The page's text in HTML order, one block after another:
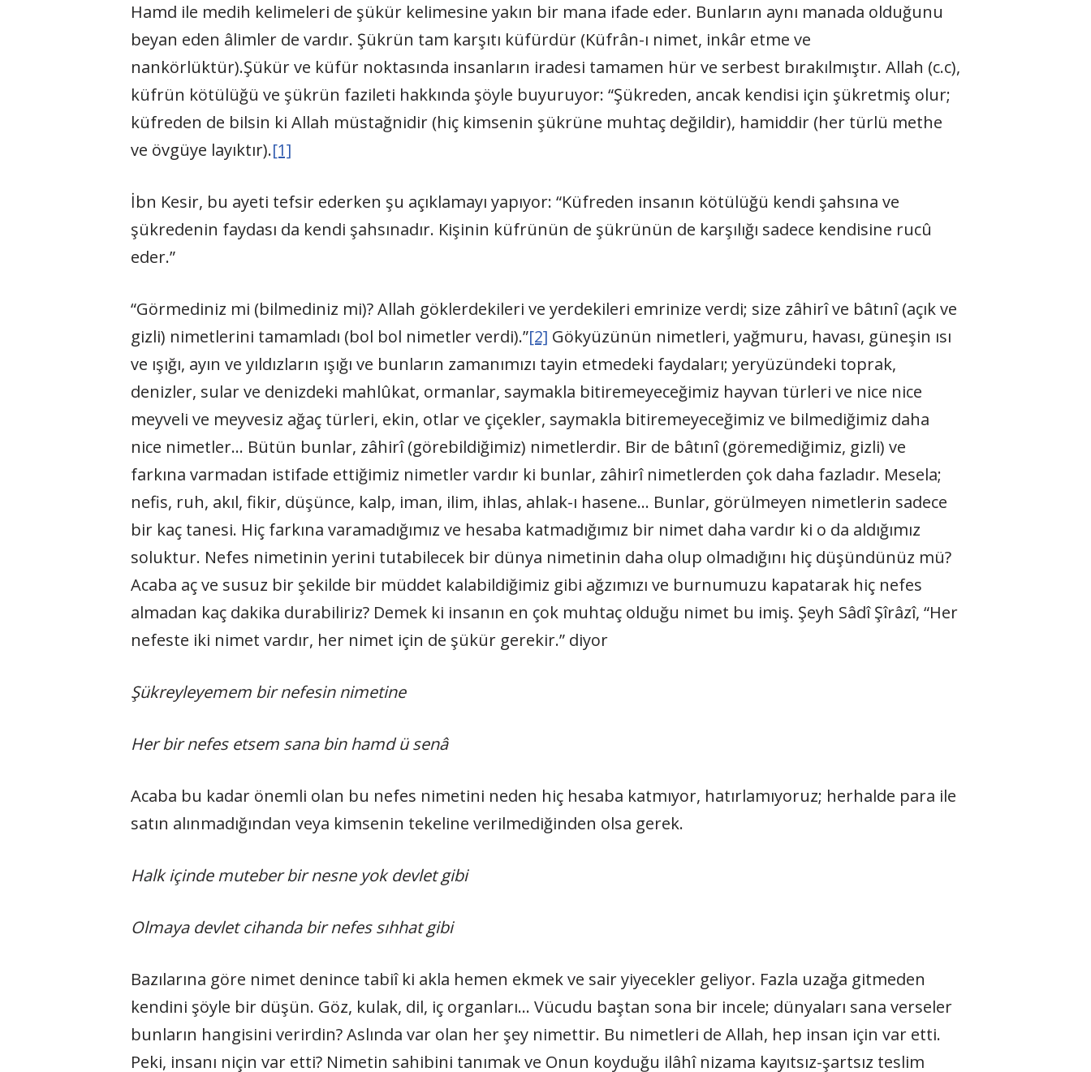
Hamd ile medih kelimeleri de şükür kelimesine yakın bir mana ifade eder. Bunların aynı manada olduğunu
beyan eden âlimler de vardır. Şükrün tam karşıtı küfürdür (Küfrân-ı nimet, inkâr etme ve
nankörlüktür).Şükür ve küfür noktasında insanların iradesi tamamen hür ve serbest bırakılmıştır. Allah (c.c),
küfrün kötülüğü ve şükrün fazileti hakkında şöyle buyuruyor: “Şükreden, ancak kendisi için şükretmiş olur;
küfreden de bilsin ki Allah müstağnidir (hiç kimsenin şükrüne muhtaç değildir), hamiddir (her türlü methe
ve övgüye layıktır).[1]
İbn Kesir, bu ayeti tefsir ederken şu açıklamayı yapıyor: “Küfreden insanın kötülüğü kendi şahsına ve
şükredenin faydası da kendi şahsınadır. Kişinin küfrünün de şükrünün de karşılığı sadece kendisine rucû
eder.”
“Görmediniz mi (bilmediniz mi)? Allah göklerdekileri ve yerdekileri emrinize verdi; size zâhirî ve bâtınî (açık ve
gizli) nimetlerini tamamladı (bol bol nimetler verdi).”[2] Gökyüzünün nimetleri, yağmuru, havası, güneşin ısı
ve ışığı, ayın ve yıldızların ışığı ve bunların zamanımızı tayin etmedeki faydaları; yeryüzündeki toprak,
denizler, sular ve denizdeki mahlûkat, ormanlar, saymakla bitiremeyeceğimiz hayvan türleri ve nice nice
meyveli ve meyvesiz ağaç türleri, ekin, otlar ve çiçekler, saymakla bitiremeyeceğimiz ve bilmediğimiz daha
nice nimetler… Bütün bunlar, zâhirî (görebildiğimiz) nimetlerdir. Bir de bâtınî (göremediğimiz, gizli) ve
farkına varmadan istifade ettiğimiz nimetler vardır ki bunlar, zâhirî nimetlerden çok daha fazladır. Mesela;
nefis, ruh, akıl, fikir, düşünce, kalp, iman, ilim, ihlas, ahlak-ı hasene… Bunlar, görülmeyen nimetlerin sadece
bir kaç tanesi. Hiç farkına varamadığımız ve hesaba katmadığımız bir nimet daha vardır ki o da aldığımız
soluktur. Nefes nimetinin yerini tutabilecek bir dünya nimetinin daha olup olmadığını hiç düşündünüz mü?
Acaba aç ve susuz bir şekilde bir müddet kalabildiğimiz gibi ağzımızı ve burnumuzu kapatarak hiç nefes
almadan kaç dakika durabiliriz? Demek ki insanın en çok muhtaç olduğu nimet bu imiş. Şeyh Sâdî Şîrâzî, “Her
nefeste iki nimet vardır, her nimet için de şükür gerekir.” diyor
Şükreyleyemem bir nefesin nimetine
Her bir nefes etsem sana bin hamd ü senâ
Acaba bu kadar önemli olan bu nefes nimetini neden hiç hesaba katmıyor, hatırlamıyoruz; herhalde para ile
satın alınmadığından veya kimsenin tekeline verilmediğinden olsa gerek.
Halk içinde muteber bir nesne yok devlet gibi
Olmaya devlet cihanda bir nefes sıhhat gibi
Bazılarına göre nimet denince tabiî ki akla hemen ekmek ve sair yiyecekler geliyor. Fazla uzağa gitmeden
kendini şöyle bir düşün. Göz, kulak, dil, iç organları… Vücudu baştan sona bir incele; dünyaları sana verseler
bunların hangisini verirdin? Aslında var olan her şey nimettir. Bu nimetleri de Allah, hep insan için var etti.
Peki, insanı niçin var etti? Nimetin sahibini tanımak ve Onun koyduğu ilâhî nizama kayıtsız-şartsız teslim